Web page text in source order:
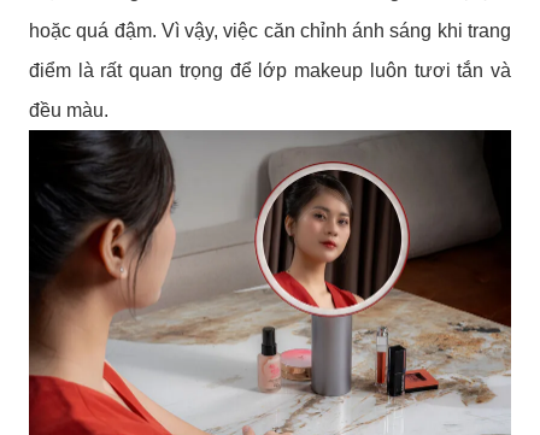
hoặc quá đậm. Vì vậy, việc căn chỉnh ánh sáng khi trang
điểm là rất quan trọng để lớp makeup luôn tươi tắn và
đều màu.